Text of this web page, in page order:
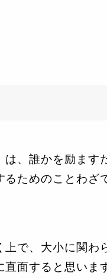
は、誰かを励ます
るためのことわざ
上で、大小に関わ
直面すると思いま